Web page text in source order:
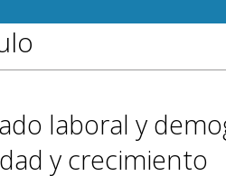
laboral y
y crecimiento